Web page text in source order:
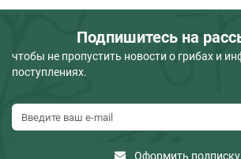
Подпишитесь на
чтобы не пропустить новости о грибах и
поступлениях.
Оформить подписку